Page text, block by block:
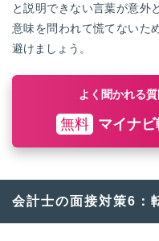
と説明できない言葉が意外
意味を問われて慌てないた
避けましょう。
よく聞かれる
無料 マイナ
会計士の面接対策6：